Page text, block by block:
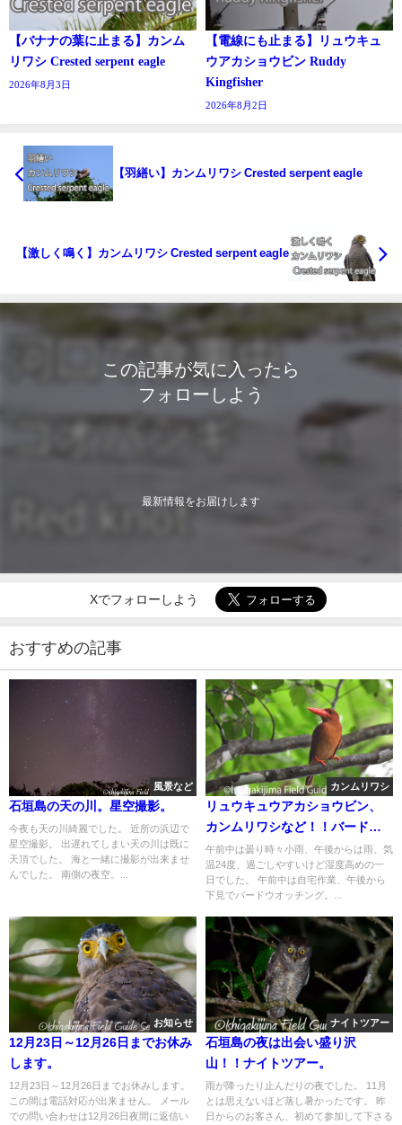
【バナナの葉に止まる】カンム
リワシ Crested serpent eagle
2026年8月3日
【電線にも止まる】リュウキュ
ウアカショウビン Ruddy
Kingfisher
2026年8月2日
【羽繕い】カンムリワシ Crested serpent eagle
【激しく鳴く】カンムリワシ Crested serpent eagle
この記事が気に入ったら
フォローしよう
最新情報をお届けします
Xでフォローしよう
おすすめの記事
風景など
石垣島の天の川。星空撮影。
今夜も天の川綺麗でした。 近所の浜辺で
星空撮影。 出遅れてしまい天の川は既に
天頂でした。 海と一緒に撮影が出来ませ
んでした。 南側の夜空。...
カンムリワシ
リュウキュウアカショウビン、
カンムリワシなど！！バードウ
オッチング＆野鳥撮影。
午前中は曇り時々小雨、午後からは雨、気
温24度、過ごしやすいけど湿度高めの一
日でした。 午前中は自宅作業、午後から
下見でバードウオッチング。...
お知らせ
12月23日～12月26日までお休み
します。
12月23日～12月26日までお休みします。
この間は電話対応が出来ません。 メール
での問い合わせは12月26日夜間に返信い
ナイトツアー
石垣島の夜は出会い盛り沢
山！！ナイトツアー。
雨が降ったり止んだりの夜でした。 11月
とは思えないほど蒸し暑かったです。 昨
日からのお客さん、初めて参加して下さる